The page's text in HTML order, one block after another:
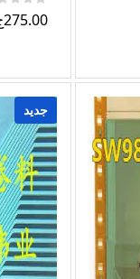
275.00ج.م
جديد